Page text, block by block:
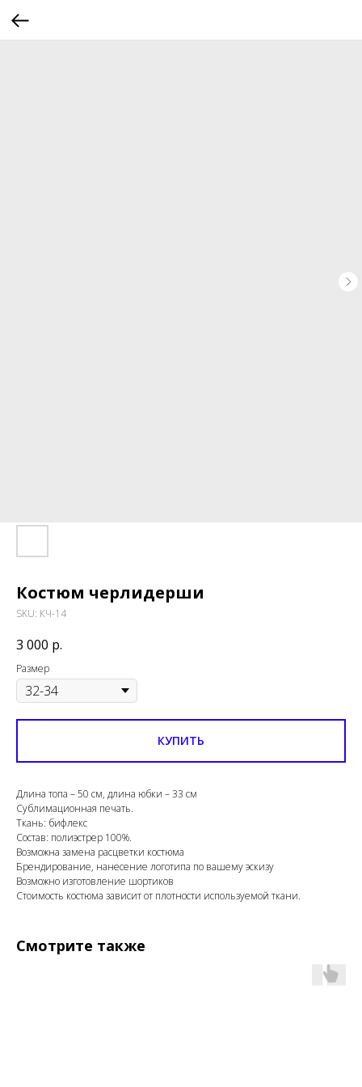
Костюм черлидерши
SKU: КЧ-14
3 000 р.
Размер
КУПИТЬ
Длина топа – 50 см, длина юбки – 33 см
Сублимационная печать.
Ткань: бифлекс
Состав: полиэстрер 100%.
Возможна замена расцветки костюма
Брендирование, нанесение логотипа по вашему эскизу
Возможно изготовление шортиков
Стоимость костюма зависит от плотности используемой ткани.
Смотрите также